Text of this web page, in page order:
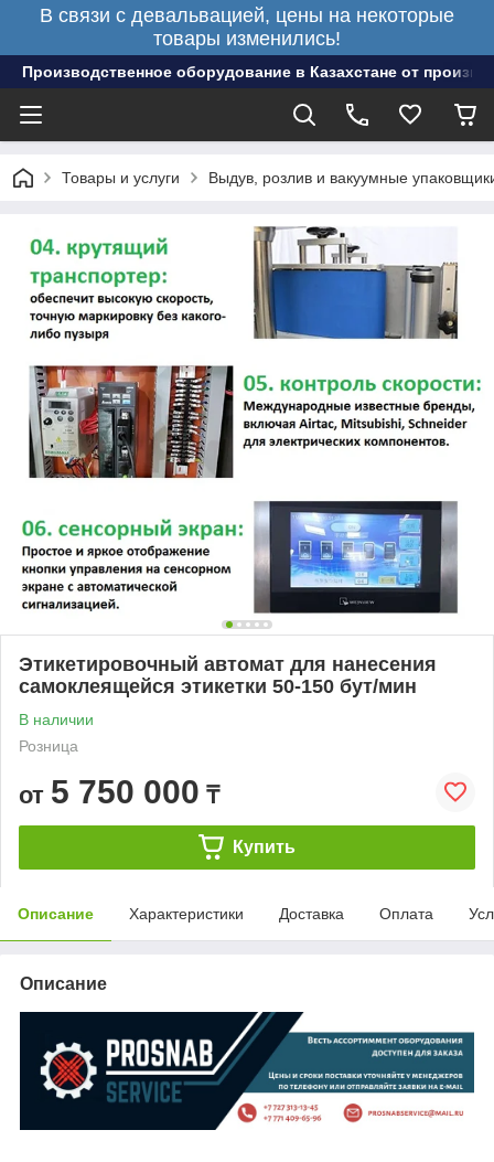
В связи с девальвацией, цены на некоторые
товары изменились!
Производственное оборудование в Казахстане от
Товары и услуги Выдув, розлив и вакуумные
Этикетировочный автомат для нанесения
самоклеящейся этикетки 50-150 бут/мин
В наличии
Розница
от 5 750 000 ₸
Купить
Описание Характеристики Доставка Оплата
Описание